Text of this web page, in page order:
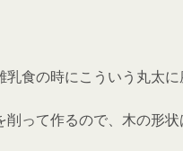
食の時にこういう丸太
って作るので、木の形状